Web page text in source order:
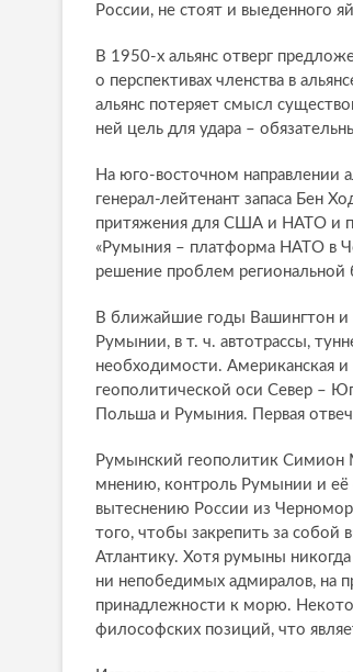
России, не стоят и выеденного
В 1950-х альянс отверг
о перспективах членства в
альянс потеряет смысл
ней цель для удара –
На юго-восточном
генерал-лейтенант запаса Бен
притяжения для США и НАТО и
«Румыния – платформа НАТО в
решение проблем региональной
В ближайшие годы Вашингтон и
Румынии, в т. ч. автотрассы,
необходимости. Американская
геополитической оси Север –
Польша и Румыния. Первая
Румынский геополитик Симион
мнению, контроль Румынии и её
вытеснению России из
того, чтобы закрепить за собой
Атлантику. Хотя румыны
ни непобедимых адмиралов, на
принадлежности к морю.
философских позиций, что